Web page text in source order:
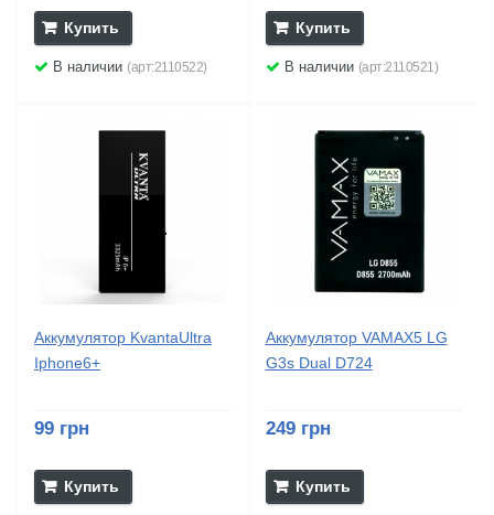
Купить
В наличии (арт:2110522)
Купить
В наличии (арт:2110521)
Аккумулятор KvantaUltra
Iphone6+
99 грн
Купить
Аккумулятор VAMAX5 LG
G3s Dual D724
249 грн
Купить